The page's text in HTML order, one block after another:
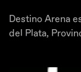
Destino Arena
del Plata,